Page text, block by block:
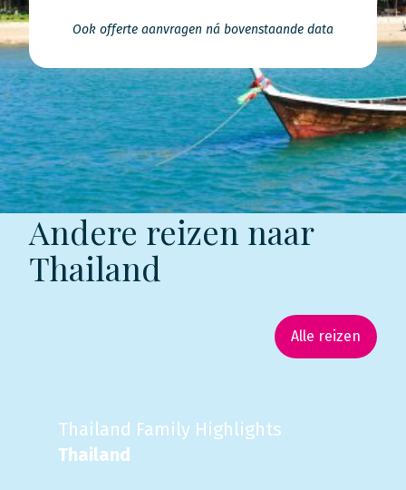
Ook offerte aanvragen ná bovenstaande data
Andere reizen naar
Thailand
Alle reizen
Thailand Family Highlights
Thailand